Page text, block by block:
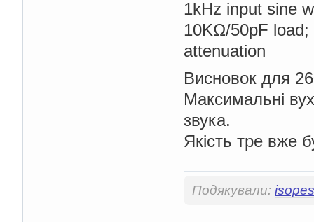
1kHz input sine
10KΩ/50pF load;
attenuation
Висновок для
Максимальні
звука.
Якість тре вже
Подякували: